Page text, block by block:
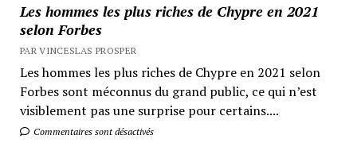
Les hommes les plus riches de Chypre en 2021
selon Forbes
PAR VINCESLAS PROSPER
Les hommes les plus riches de Chypre en 2021 selon
Forbes sont méconnus du grand public, ce qui n’est
visiblement pas une surprise pour certains....
Commentaires sont désactivés